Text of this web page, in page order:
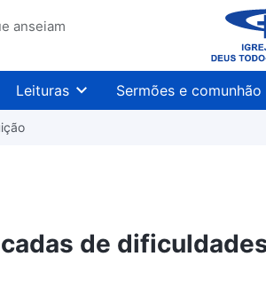
anseiam
Leituras Sermões e comunhão
de